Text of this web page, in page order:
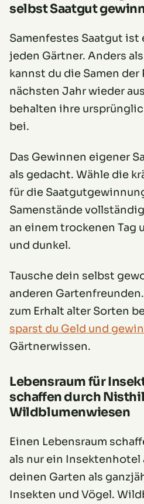
selbst Saatgut
Samenfestes Saatgut ist
jeden Gärtner. Anders
kannst du die Samen der
nächsten Jahr wieder
behalten ihre
bei.
Das Gewinnen eigener
als gedacht. Wähle die
für die
Samenstände
an einem trockenen Tag
und dunkel.
Tausche dein selbst
anderen
zum Erhalt alter Sorten
sparst du Geld und
Gärtnerwissen.
Lebensraum für
schaffen durch
Wildblumenwiesen
Einen Lebensraum
als nur ein Insektenhotel
deinen Garten als
Insekten und Vögel.